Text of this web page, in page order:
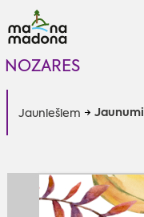
NOZARES
Jauniešiem Jaunumi